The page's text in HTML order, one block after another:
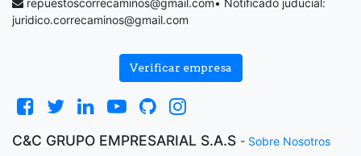
repuestoscorrecaminos@gmail.com• Notificado juducial:
juridico.correcaminos@gmail.com
Verificar empresa
C&C GRUPO EMPRESARIAL S.A.S - Sobre Nosotros